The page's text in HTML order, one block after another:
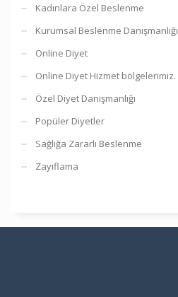
Kadınlara Özel Beslenme
Kurumsal Beslenme Danışmanlığı
Online Diyet
Online Diyet Hizmet bölgelerimiz.
Özel Diyet Danışmanlığı
Popüler Diyetler
Sağlığa Zararlı Beslenme
Zayıflama